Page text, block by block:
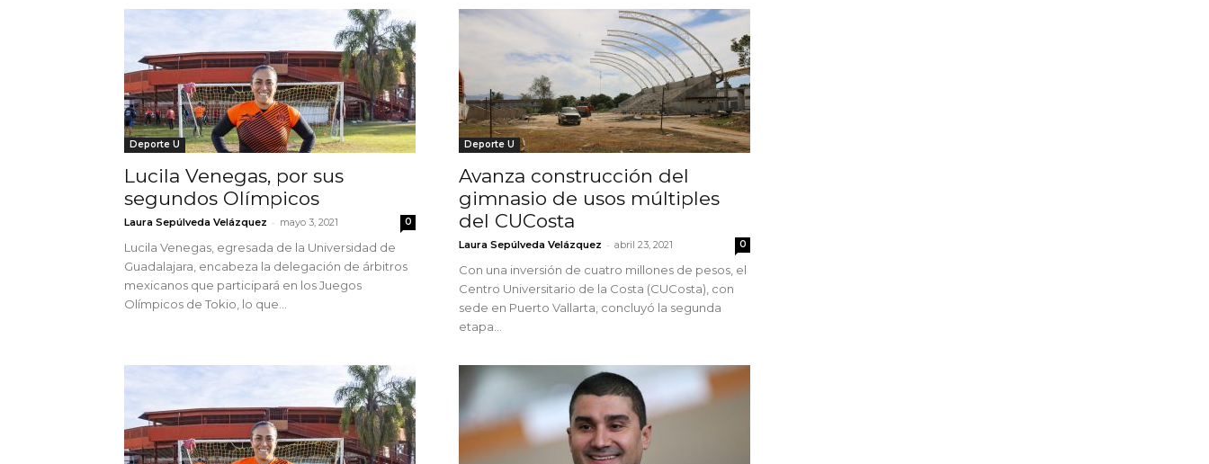
Deporte U
Lucila Venegas, por sus
segundos Olímpicos
Laura Sepúlveda Velázquez - mayo 3, 2021 0
Lucila Venegas, egresada de la Universidad de
Guadalajara, encabeza la delegación de árbitros
mexicanos que participará en los Juegos
Olímpicos de Tokio, lo que...
Deporte U
Avanza construcción del
gimnasio de usos múltiples
del CUCosta
Laura Sepúlveda Velázquez - abril 23, 2021 0
Con una inversión de cuatro millones de pesos, el
Centro Universitario de la Costa (CUCosta), con
sede en Puerto Vallarta, concluyó la segunda
etapa...